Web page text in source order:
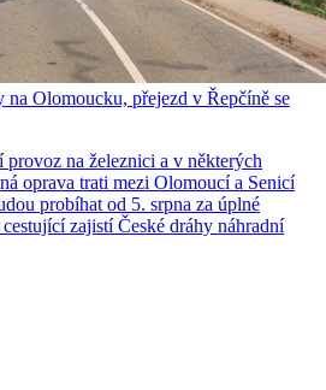
Olomoucku, přejezd v Řepčíně se
na železnici a v některých
oprava trati mezi Olomoucí a Senicí
probíhat od 5. srpna za úplné
zajistí České dráhy náhradní